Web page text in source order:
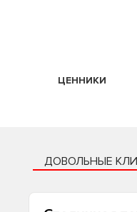
ЦЕННИКИ
ДОВОЛЬНЫЕ